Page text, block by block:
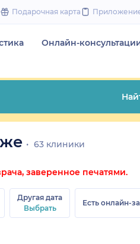
to
Подарочная карта
Онлайн-
63 клиники
заверенное печатями.
Другая дата
Выбрать
Есть онлайн-